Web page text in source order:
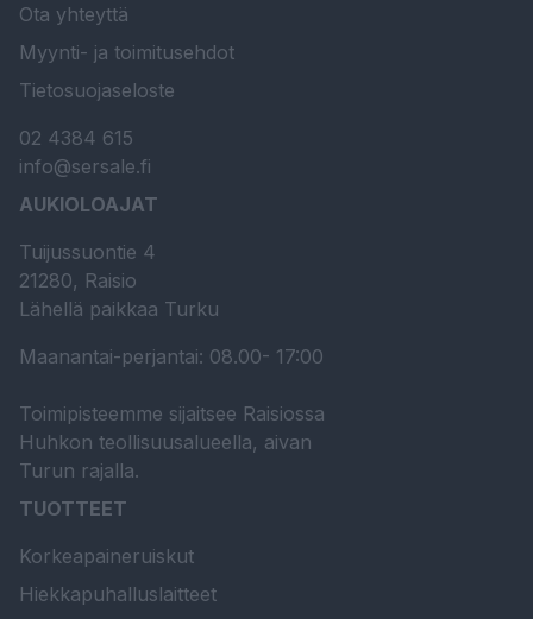
Ota yhteyttä
Myynti- ja toimitusehdot
Tietosuojaseloste
02 4384 615
info@sersale.fi
AUKIOLOAJAT
Tuijussuontie 4
21280, Raisio
Lähellä paikkaa Turku
Maanantai-perjantai: 08.00- 17:00
Toimipisteemme sijaitsee Raisiossa
Huhkon teollisuusalueella, aivan
Turun rajalla.
TUOTTEET
Korkeapaineruiskut
Hiekkapuhalluslaitteet